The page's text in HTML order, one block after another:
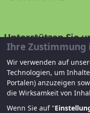
Unterstützen Sie
Mitglied werden
Spenden und
Ihre
Wir verwenden auf
Technologien, um
Portalen) anzuzeigen
die Wirksamkeit von
Wenn Sie auf "